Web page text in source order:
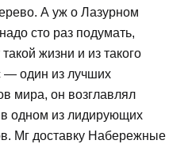
А уж о Лазурном
сто раз подумать,
жизни и из такого
— один из лучших
мира, он возглавлял
одном из лидирующих
Мг доставку Набережные